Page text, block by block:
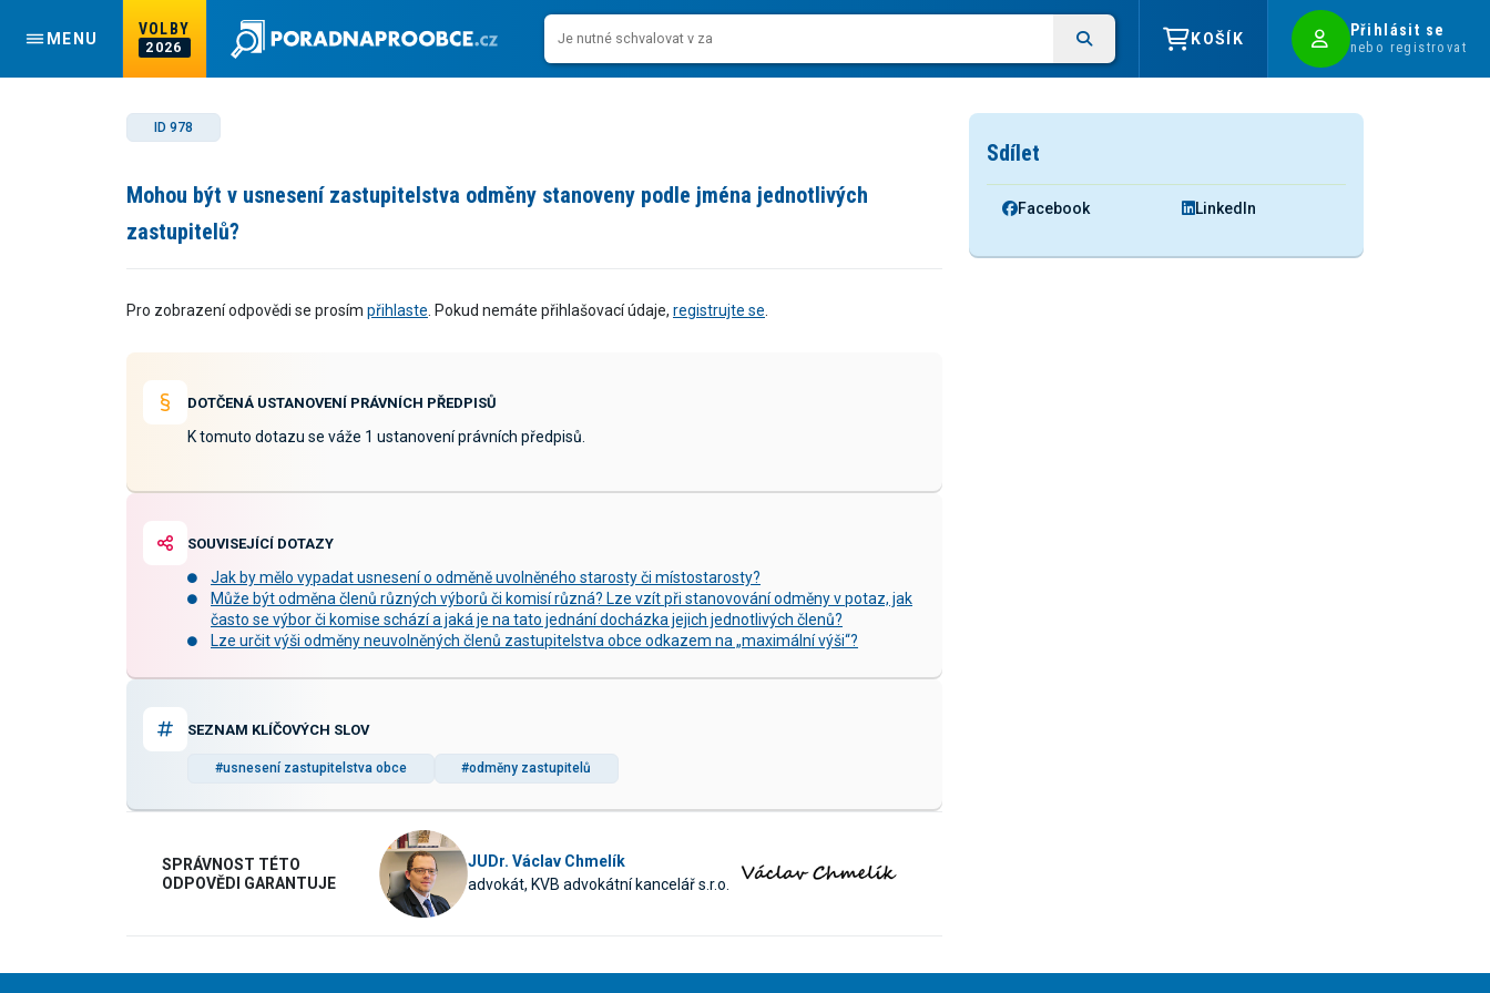
MENU
VOLBY
2026
KOŠÍK Přihlásit se
nebo registrovat
ID 978
Mohou být v usnesení zastupitelstva odměny stanoveny podle jména jednotlivých
zastupitelů?
Pro zobrazení odpovědi se prosím přihlaste . Pokud nemáte přihlašovací údaje, registrujte se
DOTČENÁ USTANOVENÍ PRÁVNÍCH PŘEDPISŮ
K tomuto dotazu se váže 1 ustanovení právních předpisů.
SOUVISEJÍCÍ DOTAZY
Jak by mělo vypadat usnesení o odměně uvolněného starosty či místostarosty?
Může být odměna členů různých výborů či komisí různá? Lze vzít při stanovování odměny v potaz, jak
často se výbor či komise schází a jaká je na tato jednání docházka jejich jednotlivých členů?
Lze určit výši odměny neuvolněných členů zastupitelstva obce odkazem na „maximální výši“?
SEZNAM KLÍČOVÝCH SLOV
#usnesení zastupitelstva obce #odměny zastupitelů
SPRÁVNOST TÉTO
ODPOVĚDI GARANTUJE
JUDr. Václav Chmelík
advokát, KVB advokátní kancelář s.r.o.
Sdílet
Facebook LinkedIn